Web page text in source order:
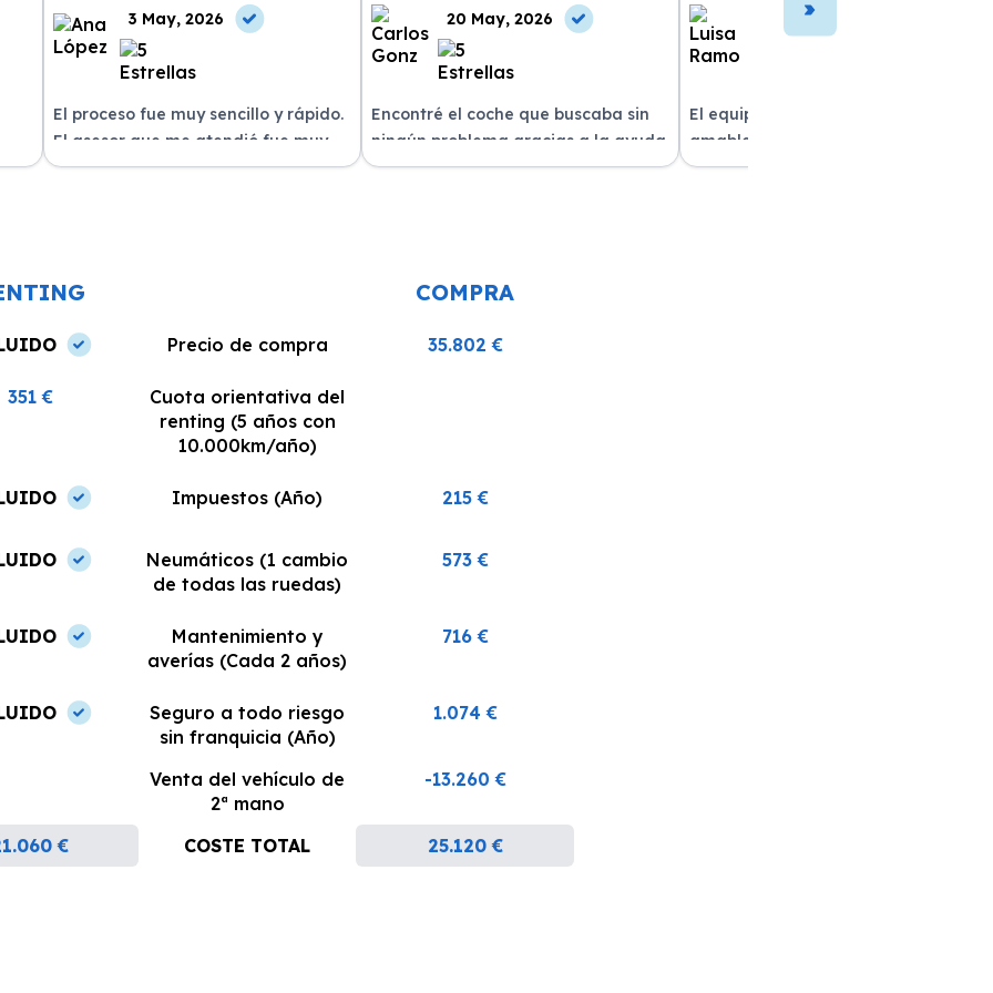
3 May, 2026
El proceso fue muy sencillo y rápido.
El asesor que me atendió fue muy
amable y me explicó todo con
20 May, 2026
Encontré el coche que buscaba sin
ningún problema gracias a la ayuda
del equipo. La atención al cliente fue
10 May, 2026
El equipo fue muy profesional y
amable durante todo el proceso. La
entrega del vehículo fue rapidísima
COMPRA
Precio de compra 35.802 €
351 €
Cuota orientativa del
renting (5 años con
10.000km/año)
Impuestos (Año) 215 €
Neumáticos (1 cambio
de todas las ruedas)
573 €
Mantenimiento y
averías (Cada 2 años)
716 €
Seguro a todo riesgo
sin franquicia (Año)
1.074 €
Venta del vehículo de
2ª mano
-13.260 €
€ COSTE TOTAL 25.120 €